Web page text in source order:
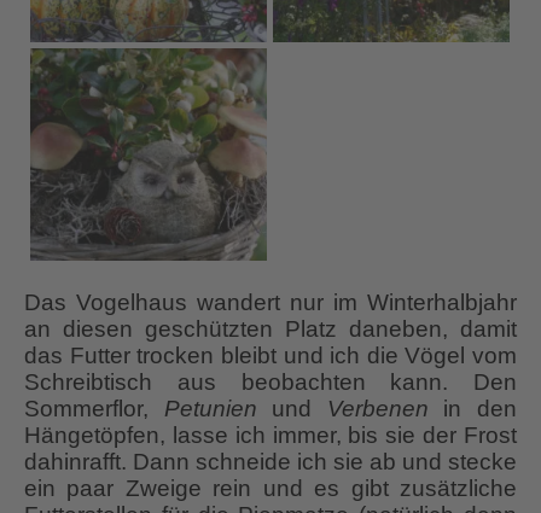
Das Vogelhaus wandert nur im Winterhalbjahr
an diesen geschützten Platz daneben, damit
das Futter trocken bleibt und ich die Vögel vom
Schreibtisch aus beobachten kann. Den
Sommerflor, Petunien und Verbenen in den
Hängetöpfen, lasse ich immer, bis sie der Frost
dahinrafft. Dann schneide ich sie ab und stecke
ein paar Zweige rein und es gibt zusätzliche